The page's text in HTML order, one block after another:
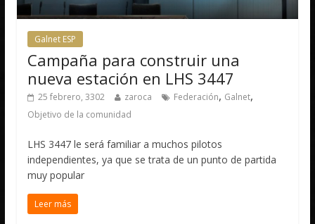
Galnet ESP
Campaña para construir una
nueva estación en LHS 3447
25 febrero, 3302 zaroca Federación, Galnet,
Objetivo de la comunidad
LHS 3447 le será familiar a muchos pilotos
independientes, ya que se trata de un punto de partida
muy popular
Leer más